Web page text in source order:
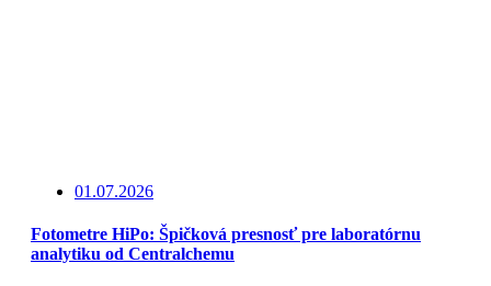
01.07.2026
Fotometre HiPo: Špičková presnosť pre laboratórnu
analytiku od Centralchemu